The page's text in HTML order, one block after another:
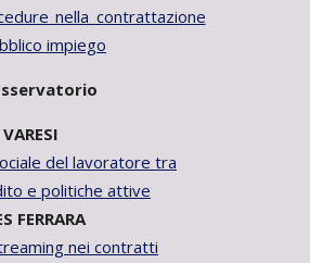
nella contrattazione
impiego
del lavoratore tra
e politiche attive
FERRARA
nei contratti